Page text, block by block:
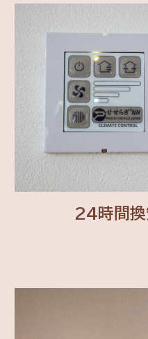
24時間換